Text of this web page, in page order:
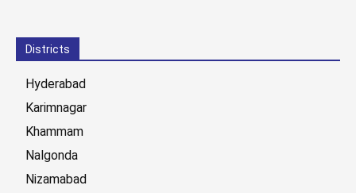
Districts
Hyderabad
Karimnagar
Khammam
Nalgonda
Nizamabad